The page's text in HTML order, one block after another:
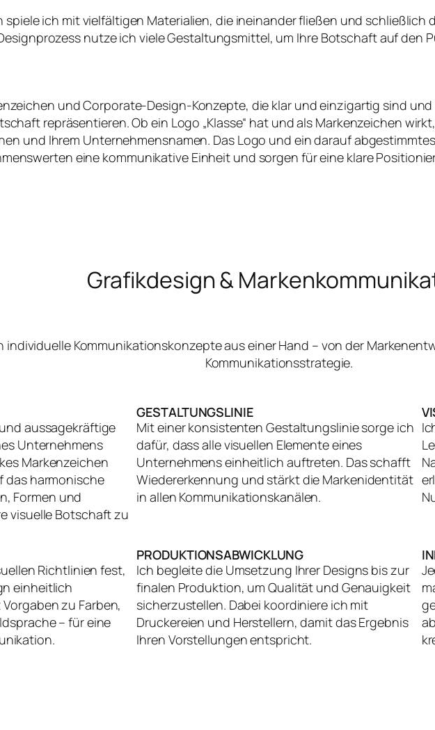
spiele ich mit vielfältigen Materialien, die ineinander fließen und schließlich
nutze ich viele Gestaltungsmittel, um Ihre Botschaft auf den
und Corporate-Design-Konzepte, die klar und einzigartig sind
repräsentieren. Ob ein Logo „Klasse“ hat und als Markenzeichen
und Ihrem Unternehmensnamen. Das Logo und ein darauf
eine kommunikative Einheit und sorgen für eine klare
Grafikdesign &
individuelle Kommunikationskonzepte aus einer Hand – von der
Kommunikationsstrategie.
aussagekräftige
Unternehmens
Markenzeichen
das harmonische
Formen und
visuelle Botschaft zu
GESTALTUNGSLINIE
Mit einer konsistenten Gestaltungslinie sorge ich
dafür, dass alle visuellen Elemente eines
Unternehmens einheitlich auftreten. Das schafft
Wiedererkennung und stärkt die Markenidentität
in allen Kommunikationskanälen.
Richtlinien fest,
einheitlich
zu Farben,
– für eine
PRODUKTIONSABWICKLUNG
Ich begleite die Umsetzung Ihrer Designs bis zur
finalen Produktion, um Qualität und Genauigkeit
sicherzustellen. Dabei koordiniere ich mit
Druckereien und Herstellern, damit das Ergebnis
Ihren Vorstellungen entspricht.